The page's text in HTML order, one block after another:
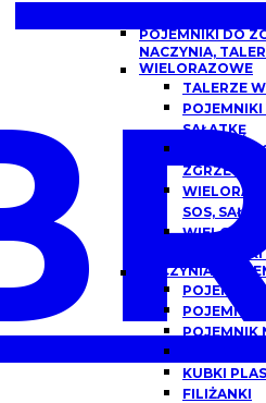
POJEMNIKI DO
NACZYNIA,
WIELORAZOWE
TALERZE
SAŁATKĘ
ZGRZEWU
SOS,
NACZYNIA I
POJEMNIKI
POJEMNIKI
POJEMNIK
KUBKI
FILIŻANKI